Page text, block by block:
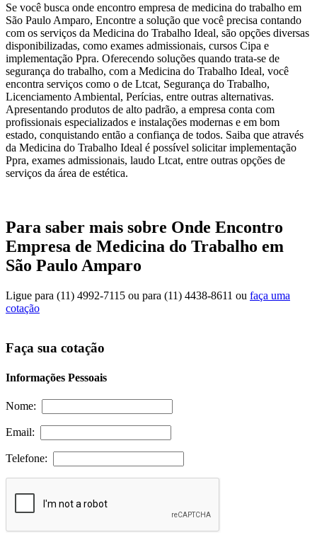
Se você busca onde encontro empresa de medicina do trabalho em
São Paulo Amparo, Encontre a solução que você precisa contando
com os serviços da Medicina do Trabalho Ideal, são opções diversas
disponibilizadas, como exames admissionais, cursos Cipa e
implementação Ppra. Oferecendo soluções quando trata-se de
segurança do trabalho, com a Medicina do Trabalho Ideal, você
encontra serviços como o de Ltcat, Segurança do Trabalho,
Licenciamento Ambiental, Perícias, entre outras alternativas.
Apresentando produtos de alto padrão, a empresa conta com
profissionais especializados e instalações modernas e em bom
estado, conquistando então a confiança de todos. Saiba que através
da Medicina do Trabalho Ideal é possível solicitar implementação
Ppra, exames admissionais, laudo Ltcat, entre outras opções de
serviços da área de estética.
Para saber mais sobre Onde Encontro
Empresa de Medicina do Trabalho em
São Paulo Amparo
Ligue para (11) 4992-7115 ou para (11) 4438-8611 ou faça uma
cotação
Faça sua cotação
Informações Pessoais
Nome:
Email:
Telefone: